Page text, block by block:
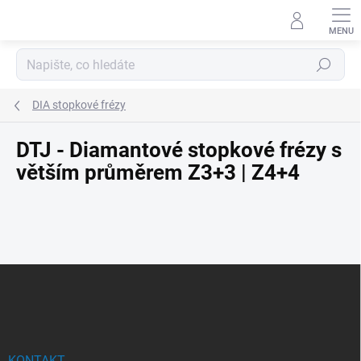
Hledat
DIA stopkové frézy
DTJ - Diamantové stopkové frézy s
větším průměrem Z3+3 | Z4+4